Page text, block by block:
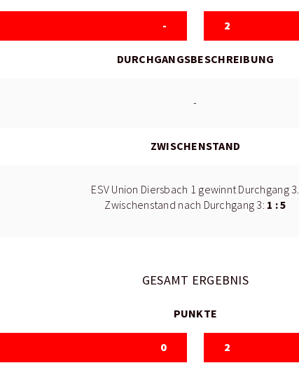
- 2
DURCHGANGSBESCHREIBUNG
-
ZWISCHENSTAND
ESV Union Diersbach 1 gewinnt Durchgang 3.
Zwischenstand nach Durchgang 3: 1 : 5
GESAMT ERGEBNIS
PUNKTE
0 2